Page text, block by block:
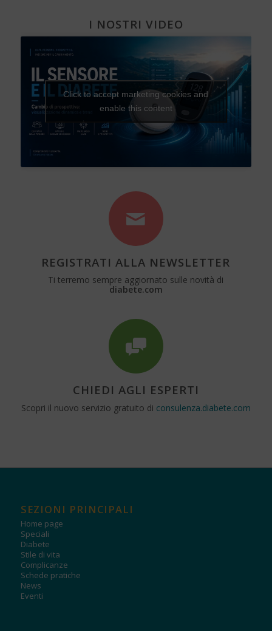
I NOSTRI VIDEO
Click to accept marketing cookies and
enable this content
REGISTRATI ALLA NEWSLETTER
Ti terremo sempre aggiornato sulle novità di
diabete.com
CHIEDI AGLI ESPERTI
Scopri il nuovo servizio gratuito di consulenza.diabete.com
SEZIONI PRINCIPALI
Home page
Speciali
Diabete
Stile di vita
Complicanze
Schede pratiche
News
Eventi